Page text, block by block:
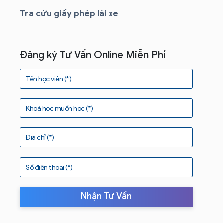
Tra cứu giấy phép lái xe
Đăng ký Tư Vấn Online Miễn Phí
Tên học viên (*)
Khoá học muốn học (*)
Địa chỉ (*)
Số điện thoại (*)
Nhận Tư Vấn